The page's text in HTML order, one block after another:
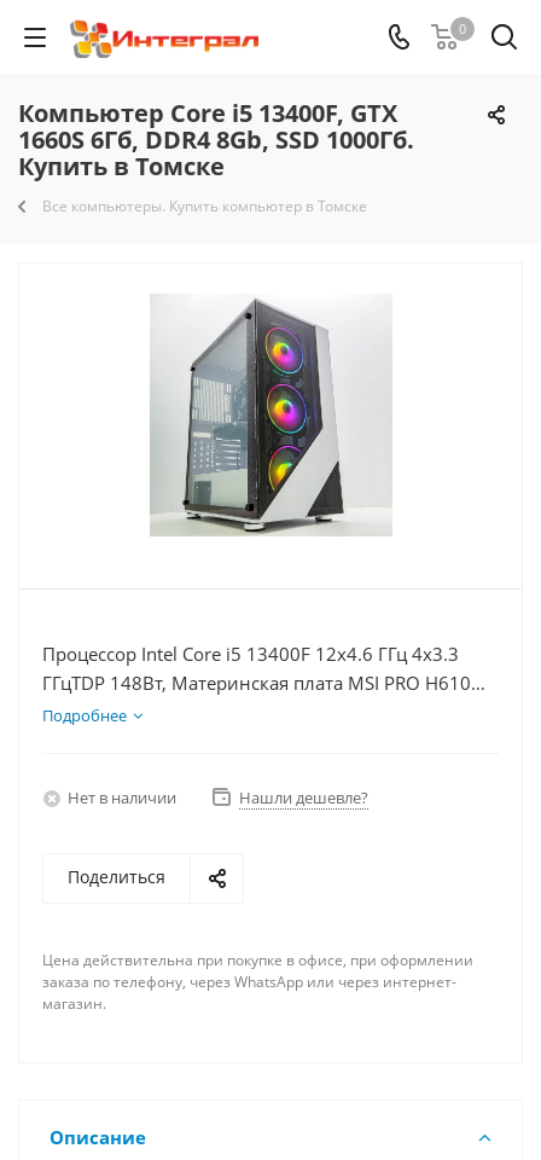
0
Компьютер Core i5 13400F, GTX
1660S 6Гб, DDR4 8Gb, SSD 1000Гб.
Купить в Томске
Все компьютеры. Купить компьютер в Томске
Процессор Intel Core i5 13400F 12x4.6 ГГц 4x3.3
ГГцTDP 148Вт, Материнская плата MSI PRO H610M-
E, Видеокарта GTX 1660S 6Гб, Память DDR4 8Gb,
Подробнее
Нет в наличии Нашли дешевле?
Поделиться
Цена действительна при покупке в офисе, при оформлении
заказа по телефону, через WhatsApp или через интернет-
магазин.
Описание